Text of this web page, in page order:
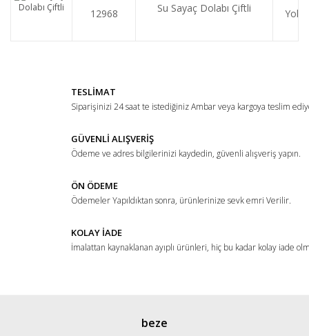
12968 Su Sayaç Dolabı Çiftli Yok
TESLİMAT
Siparişinizi 24 saat te istediğiniz Ambar veya kargoya teslim
GÜVENLİ ALIŞVERİŞ
Ödeme ve adres bilgilerinizi kaydedin, güvenli alışveriş yapın.
ÖN ÖDEME
Ödemeler Yapıldıktan sonra, ürünlerinize sevk emri Verilir.
KOLAY İADE
İmalattan kaynaklanan ayıplı ürünleri, hiç bu kadar kolay iade
beze